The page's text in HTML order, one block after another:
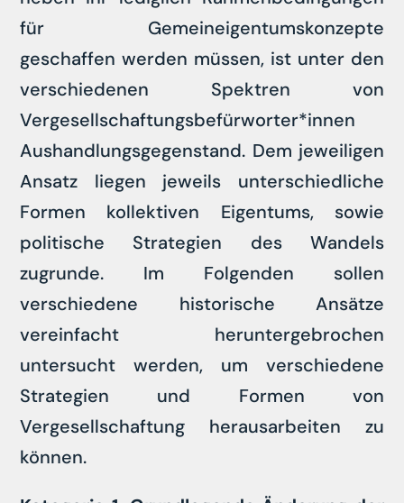
für Gemeineigentumskonzepte
geschaffen werden müssen, ist unter den
verschiedenen Spektren von
Vergesellschaftungsbefürworter*innen
Aushandlungsgegenstand. Dem jeweiligen
Ansatz liegen jeweils unterschiedliche
Formen kollektiven Eigentums, sowie
politische Strategien des Wandels
zugrunde. Im Folgenden sollen
verschiedene historische Ansätze
vereinfacht heruntergebrochen
untersucht werden, um verschiedene
Strategien und Formen von
Vergesellschaftung herausarbeiten zu
können.